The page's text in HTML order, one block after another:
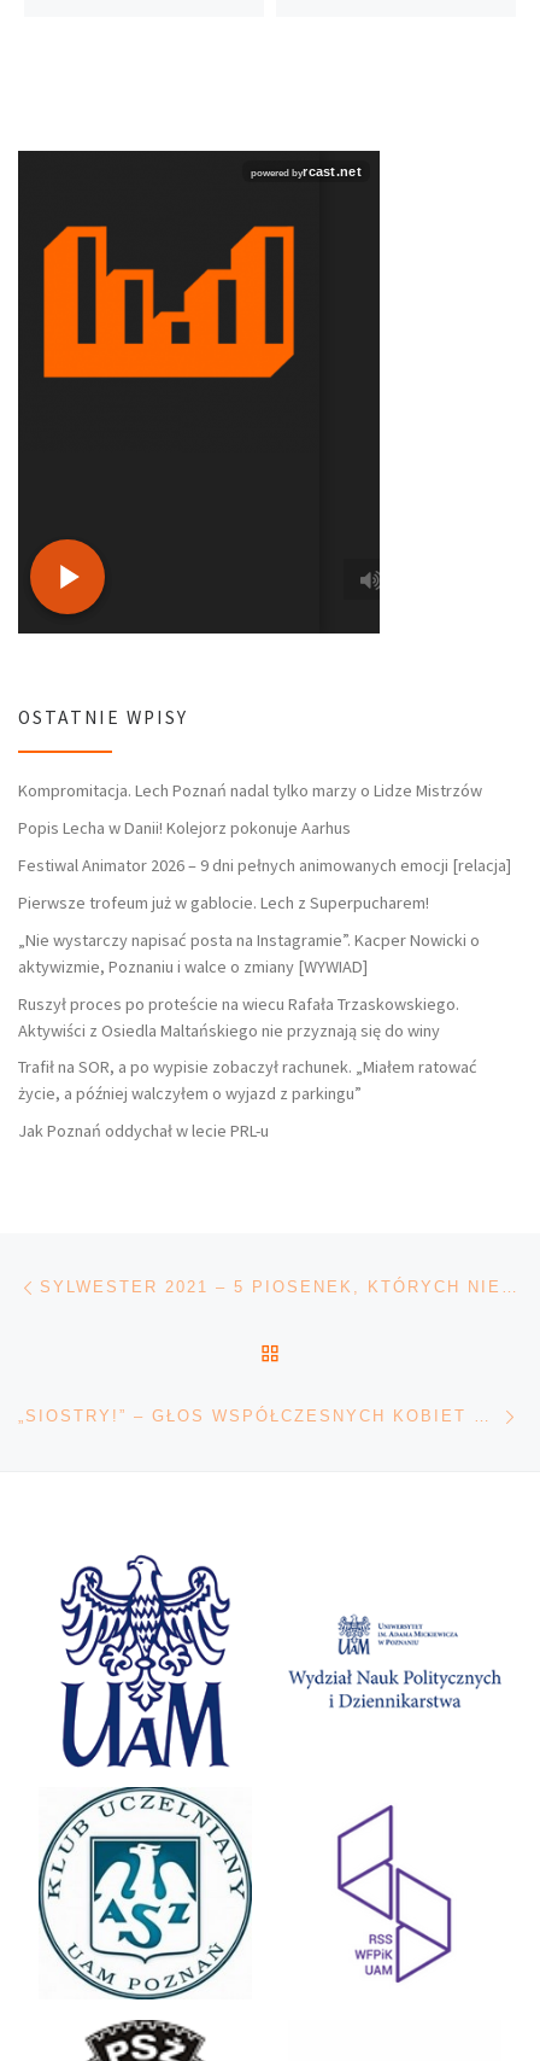
OSTATNIE WPISY
Kompromitacja. Lech Poznań nadal tylko marzy o Lidze Mistrzów
Popis Lecha w Danii! Kolejorz pokonuje Aarhus
Festiwal Animator 2026 – 9 dni pełnych animowanych emocji [relacja]
Pierwsze trofeum już w gablocie. Lech z Superpucharem!
„Nie wystarczy napisać posta na Instagramie”. Kacper Nowicki o
aktywizmie, Poznaniu i walce o zmiany [WYWIAD]
Ruszył proces po proteście na wiecu Rafała Trzaskowskiego.
Aktywiści z Osiedla Maltańskiego nie przyznają się do winy
Trafił na SOR, a po wypisie zobaczył rachunek. „Miałem ratować
życie, a później walczyłem o wyjazd z parkingu”
Jak Poznań oddychał w lecie PRL-u
Nawigacja wpisu SYLWESTER 2021 – 5 PIOSENEK, KTÓRYCH NIE MOŻE ZABRAKNĄĆ
„SIOSTRY!” – GŁOS WSPÓŁCZESNYCH KOBIET W TEATRZE NOWYM